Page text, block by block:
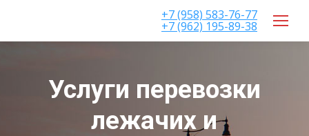
+7 (958) 583-76-77
+7 (962) 195-89-38
Услуги перевозки
лежачих и